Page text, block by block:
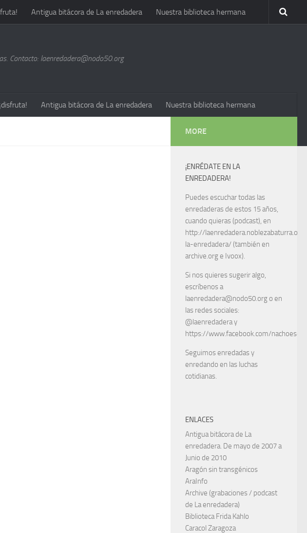
Antigua bitácora de La enredadera Nuestra biblioteca hermana
Contacto: laenredadera@nodo50.org
Antigua bitácora de La enredadera Nuestra biblioteca hermana
MORE
¡ENRÉDATE EN LA
ENREDADERA!
Puedes escuchar todas las
enredaderas de estos 15 años,
cuando quieras (podcast), en
http://
la-enredadera/ (también en
archive.org e Ivoox).
Si nos quieres sugerir algo,
escríbenos a
laenredadera@nodo50.org o en
las redes sociales:
@laenredadera y
https://www.facebook.com/
Seguimos enredadas y
enredando en las luchas
cotidianas.
ENLACES
Antigua bitácora de La
enredadera. De mayo de 2007 a
Junio de 2010
Aragón sin transgénicos
AraInfo
Archive (grabaciones / podcast
de La enredadera)
Biblioteca Frida Kahlo
Caracol Zaragoza